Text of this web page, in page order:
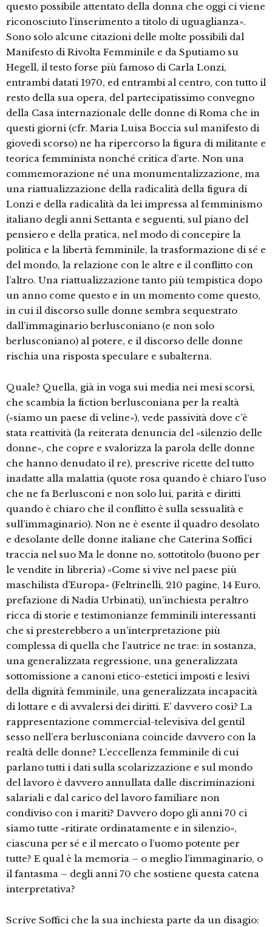
questo possibile attentato della donna che oggi ci viene
riconosciuto l’inserimento a titolo di uguaglianza».
Sono solo alcune citazioni delle molte possibili dal
Manifesto di Rivolta Femminile e da Sputiamo su
Hegell, il testo forse più famoso di Carla Lonzi,
entrambi datati 1970, ed entrambi al centro, con tutto il
resto della sua opera, del partecipatissimo convegno
della Casa internazionale delle donne di Roma che in
questi giorni (cfr. Maria Luisa Boccia sul manifesto di
giovedì scorso) ne ha ripercorso la figura di militante e
teorica femminista nonché critica d’arte. Non una
commemorazione né una monumentalizzazione, ma
una riattualizzazione della radicalità della figura di
Lonzi e della radicalità da lei impressa al femminismo
italiano degli anni Settanta e seguenti, sul piano del
pensiero e della pratica, nel modo di concepire la
politica e la libertà femminile, la trasformazione di sé e
del mondo, la relazione con le altre e il conflitto con
l’altro. Una riattualizzazione tanto più tempistica dopo
un anno come questo e in un momento come questo,
in cui il discorso sulle donne sembra sequestrato
dall’immaginario berlusconiano (e non solo
berlusconiano) al potere, e il discorso delle donne
rischia una risposta speculare e subalterna.
Quale? Quella, già in voga sui media nei mesi scorsi,
che scambia la fiction berlusconiana per la realtà
(«siamo un paese di veline»), vede passività dove c’è
stata reattività (la reiterata denuncia del «silenzio delle
donne», che copre e svalorizza la parola delle donne
che hanno denudato il re), prescrive ricette del tutto
inadatte alla malattia (quote rosa quando è chiaro l’uso
che ne fa Berlusconi e non solo lui, parità e diritti
quando è chiaro che il conflitto è sulla sessualità e
sull’immaginario). Non ne è esente il quadro desolato
e desolante delle donne italiane che Caterina Soffici
traccia nel suo Ma le donne no, sottotitolo (buono per
le vendite in libreria) «Come si vive nel paese più
maschilista d’Europa» (Feltrinelli, 210 pagine, 14 Euro,
prefazione di Nadia Urbinati), un’inchiesta peraltro
ricca di storie e testimonianze femminili interessanti
che si presterebbero a un’interpretazione più
complessa di quella che l’autrice ne trae: in sostanza,
una generalizzata regressione, una generalizzata
sottomissione a canoni etico-estetici imposti e lesivi
della dignità femminile, una generalizzata incapacità
di lottare e di avvalersi dei diritti. E’ davvero così? La
rappresentazione commercial-televisiva del gentil
sesso nell’era berlusconiana coincide davvero con la
realtà delle donne? L’eccellenza femminile di cui
parlano tutti i dati sulla scolarizzazione e sul mondo
del lavoro è davvero annullata dalle discriminazioni
salariali e dal carico del lavoro familiare non
condiviso con i mariti? Davvero dopo gli anni 70 ci
siamo tutte «ritirate ordinatamente e in silenzio»,
ciascuna per sé e il mercato o l’uomo potente per
tutte? E qual è la memoria – o meglio l’immaginario, o
il fantasma – degli anni 70 che sostiene questa catena
interpretativa?
Scrive Soffici che la sua inchiesta parte da un disagio: